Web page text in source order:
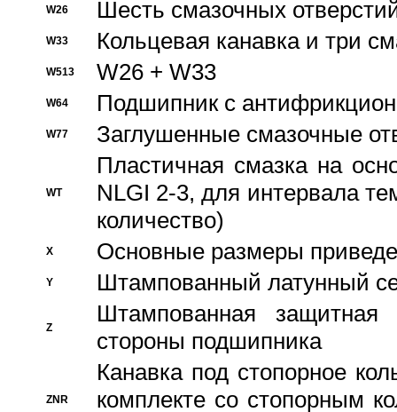
W26 Шесть смазочных
W33 Кольцевая канавка и три
W513 W26 + W33
W64 Подшипник с
W77 Заглушенные смазочные
WT
Пластичная смазка на
NLGI 2-3, для интервала
количество)
X Основные размеры
Y Штампованный латунный
Z
Штампованная
стороны подшипника
ZNR
Канавка под стопорное
комплекте со стопорным